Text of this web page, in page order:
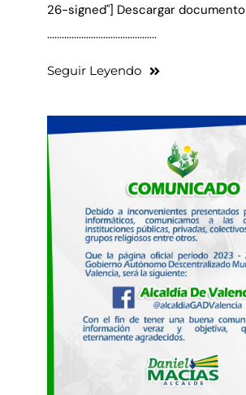
26-signed"] Descargar documento
.............................................
Seguir Leyendo